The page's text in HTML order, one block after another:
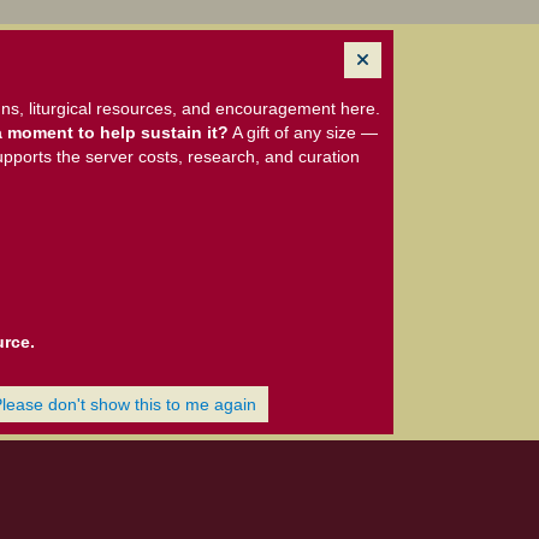
liturgical resources, and encouragement here.
moment to help sustain it? A gift of any size —
the server costs, research, and curation
don't show this to me again